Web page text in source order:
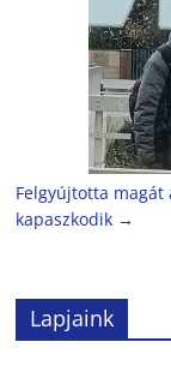
Felgyújtotta
kapaszkodik →
Lapjaink